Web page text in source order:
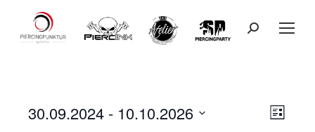
Search:
Liste
30.09.2024 - 10.10.2026